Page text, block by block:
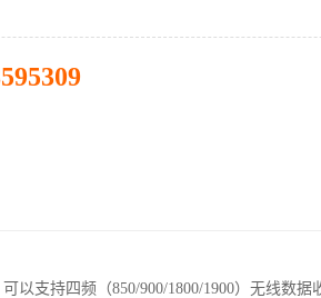
以支持四频（850/900/1800/1900）无线数据